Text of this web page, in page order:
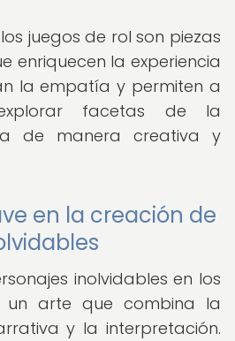
juegos de rol son piezas
enriquecen la experiencia
la empatía y permiten a
facetas de la
de manera creativa y
en la creación de
inolvidables en los
arte que combina la
y la interpretación.